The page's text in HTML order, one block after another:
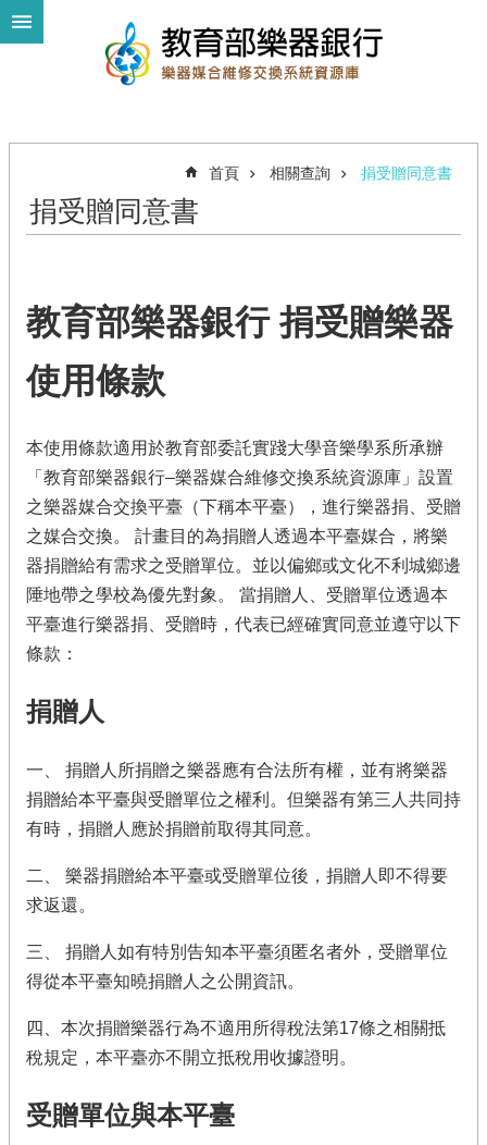
跳到主要內容區塊
我
樂
器
我
需
樂
計
畫
介
紹
相
關
查
最
消
息
聯
我
們
回
首
網
站
覽
首頁 相關查詢 捐受贈同意書
捐受贈同意書
教育部樂器銀行 捐受贈樂器
使用條款
本使用條款適用於教育部委託實踐大學音樂學系所承辦
「教育部樂器銀行–樂器媒合維修交換系統資源庫」設置
之樂器媒合交換平臺（下稱本平臺），進行樂器捐、受贈
之媒合交換。 計畫目的為捐贈人透過本平臺媒合，將樂
器捐贈給有需求之受贈單位。並以偏鄉或文化不利城鄉邊
陲地帶之學校為優先對象。 當捐贈人、受贈單位透過本
平臺進行樂器捐、受贈時，代表已經確實同意並遵守以下
條款：
捐贈人
一、 捐贈人所捐贈之樂器應有合法所有權，並有將樂器
捐贈給本平臺與受贈單位之權利。但樂器有第三人共同持
有時，捐贈人應於捐贈前取得其同意。
二、 樂器捐贈給本平臺或受贈單位後，捐贈人即不得要
求返還。
三、 捐贈人如有特別告知本平臺須匿名者外，受贈單位
得從本平臺知曉捐贈人之公開資訊。
四、本次捐贈樂器行為不適用所得稅法第17條之相關抵
稅規定，本平臺亦不開立抵稅用收據證明。
受贈單位與本平臺